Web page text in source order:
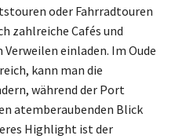
oder Fahrradtouren
zahlreiche Cafés und
einladen. Im Oude
kann man die
während der Port
atemberaubenden Blick
Highlight ist der